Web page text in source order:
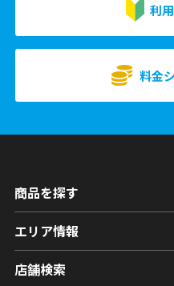
利
料金
商品を探す
エリア情報
店舗検索